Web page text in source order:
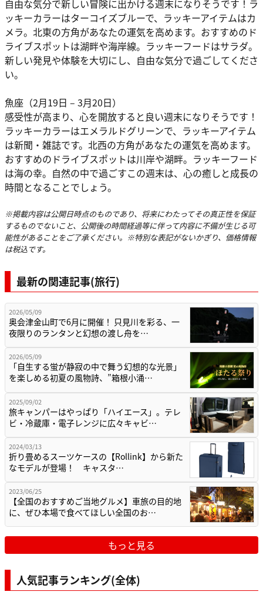
自由な気分で新しい冒険に出かける週末になりそうです！ラ
ッキーカラーはターコイズブルーで、ラッキーアイテムはカ
メラ。北東の方角があなたの運気を高めます。おすすめのド
ライブスポットは湖畔や海岸線。ラッキーフードはサラダ。
新しい発見や体験を大切にし、自由な気分で過ごしてくださ
い。
魚座（2月19日 – 3月20日）
感受性が高まり、心を開放すると良い週末になりそうです！
ラッキーカラーはエメラルドグリーンで、ラッキーアイテム
は新聞・雑誌です。北西の方角があなたの運気を高めます。
おすすめのドライブスポットは川岸や湖畔。ラッキーフード
は海の幸。自然の中で過ごすこの週末は、心の癒しと成長の
時間となることでしょう。
※掲載内容は公開日時点のものであり、将来にわたってその真正性を保証
するものでないこと、公開後の時間経過等に伴って内容に不備が生じる可
能性があることをご了承ください。※特別な表記がないかぎり、価格情報
は税込です。
最新の関連記事(旅行)
2026/05/09
奥会津金山町で6月に開催！ 只見川を彩る、一
夜限りのランタンと幻想の渡し舟を…
2026/05/09
「自生する蛍が静寂の中で舞う幻想的な光景」
を楽しめる初夏の風物詩、”箱根小涌…
2025/09/02
旅キャンパーはやっぱり「ハイエース」。テレ
ビ・冷蔵庫・電子レンジに広々キャビ…
2024/03/13
折り畳めるスーツケースの【Rollink】から新た
なモデルが登場！ キャスタ…
2023/06/25
【全国のおすすめご当地グルメ】車旅の目的地
に、ぜひ本場で食べてほしい全国のお…
もっと見る
人気記事ランキング(全体)